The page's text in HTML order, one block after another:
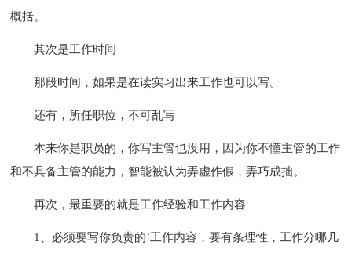
概括。
其次是工作时间
那段时间，如果是在读实习出来工作也可以写。
还有，所任职位，不可乱写
本来你是职员的，你写主管也没用，因为你不懂主管的工作
和不具备主管的能力，智能被认为弄虚作假，弄巧成拙。
再次，最重要的就是工作经验和工作内容
1、必须要写你负责的`工作内容，要有条理性，工作分哪几